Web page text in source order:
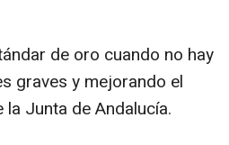
de oro cuando no hay
graves y mejorando el
Junta de Andalucía.